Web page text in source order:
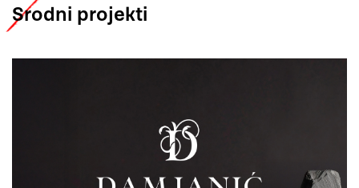
Srodni projekti